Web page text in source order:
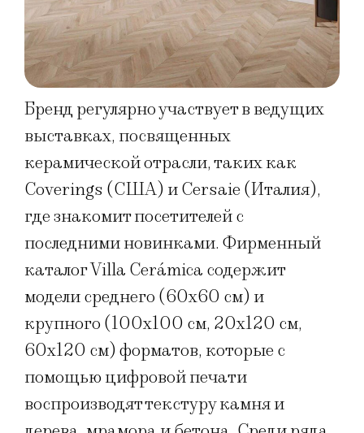
Бренд регулярно участвует в ведущих
выставках, посвященных
керамической отрасли, таких как
Coverings (США) и Cersaie (Италия),
где знакомит посетителей с
последними новинками. Фирменный
каталог Villa Cerámica содержит
модели среднего (60х60 см) и
крупного (100х100 см, 20х120 см,
60х120 см) форматов, которые с
помощью цифровой печати
воспроизводят текстуру камня и